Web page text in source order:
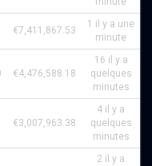
€7,411,867.53
1 il y a une
minute
€4,476,588.18
16 il y a
quelques
minutes
€3,007,963.38
4 il y a
quelques
minutes
2 il y a